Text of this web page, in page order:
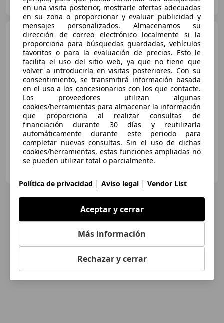
ES-04009 04009
Citroen C4 Cactus
1.5BlueHDi S&S Feel 100
€ 9.690 1
Súper oferta
12/2019 40.848 km Diésel 73 kW (99 CV)
GRUPO FLEXICAR SEVILLA.
en una visita posterior, mostrarle ofertas adecuadas
en su zona o proporcionar y evaluar publicidad y
mensajes personalizados. Almacenamos su
dirección de correo electrónico localmente si la
proporciona para búsquedas guardadas, vehículos
favoritos o para la evaluación de precios. Esto le
facilita el uso del sitio web, ya que no tiene que
volver a introducirla en visitas posteriores. Con su
consentimiento, se transmitirá información basada
en el uso a los concesionarios con los que contacte.
Los proveedores utilizan algunas
cookies/herramientas para almacenar la información
que proporciona al realizar consultas de
financiación durante 30 días y reutilizarla
automáticamente durante este periodo para
completar nuevas consultas. Sin el uso de dichas
cookies/herramientas, estas funciones ampliadas no
se pueden utilizar total o parcialmente.
Política de privacidad | Aviso legal | Vendor List
Aceptar y cerrar
Más información
Rechazar y cerrar